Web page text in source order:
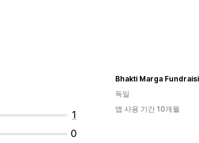
1
0
독일
앱 사용 기간 10개월